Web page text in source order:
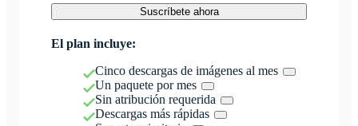
Suscríbete ahora
El plan incluye:
Cinco descargas de imágenes al mes
Un paquete por mes
Sin atribución requerida
Descargas más rápidas